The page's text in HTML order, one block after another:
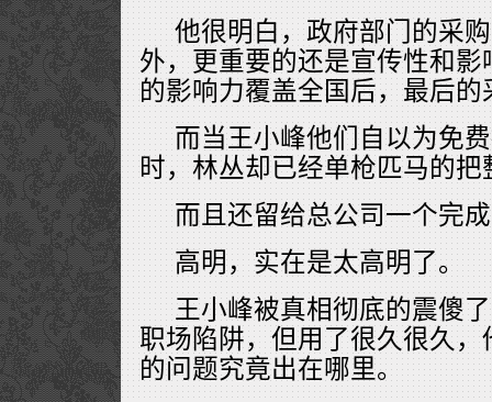
他很明白，政府部门的采
外，更重要的还是宣传性和
的影响力覆盖全国后，最后
而当王小峰他们自以为免
时，林丛却已经单枪匹马的
而且还留给总公司一个完
高明，实在是太高明了。
王小峰被真相彻底的震傻
职场陷阱，但用了很久很久
的问题究竟出在哪里。